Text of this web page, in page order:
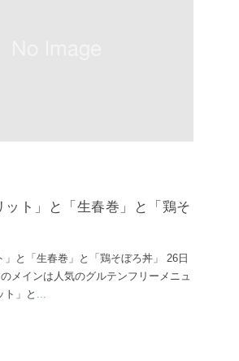
ット」と「生春巻」と「鶏そ
」と「生春巻」と「鶏そぼろ丼」 26日
メインは人気のグルテンフリーメニュ
ト」と ...